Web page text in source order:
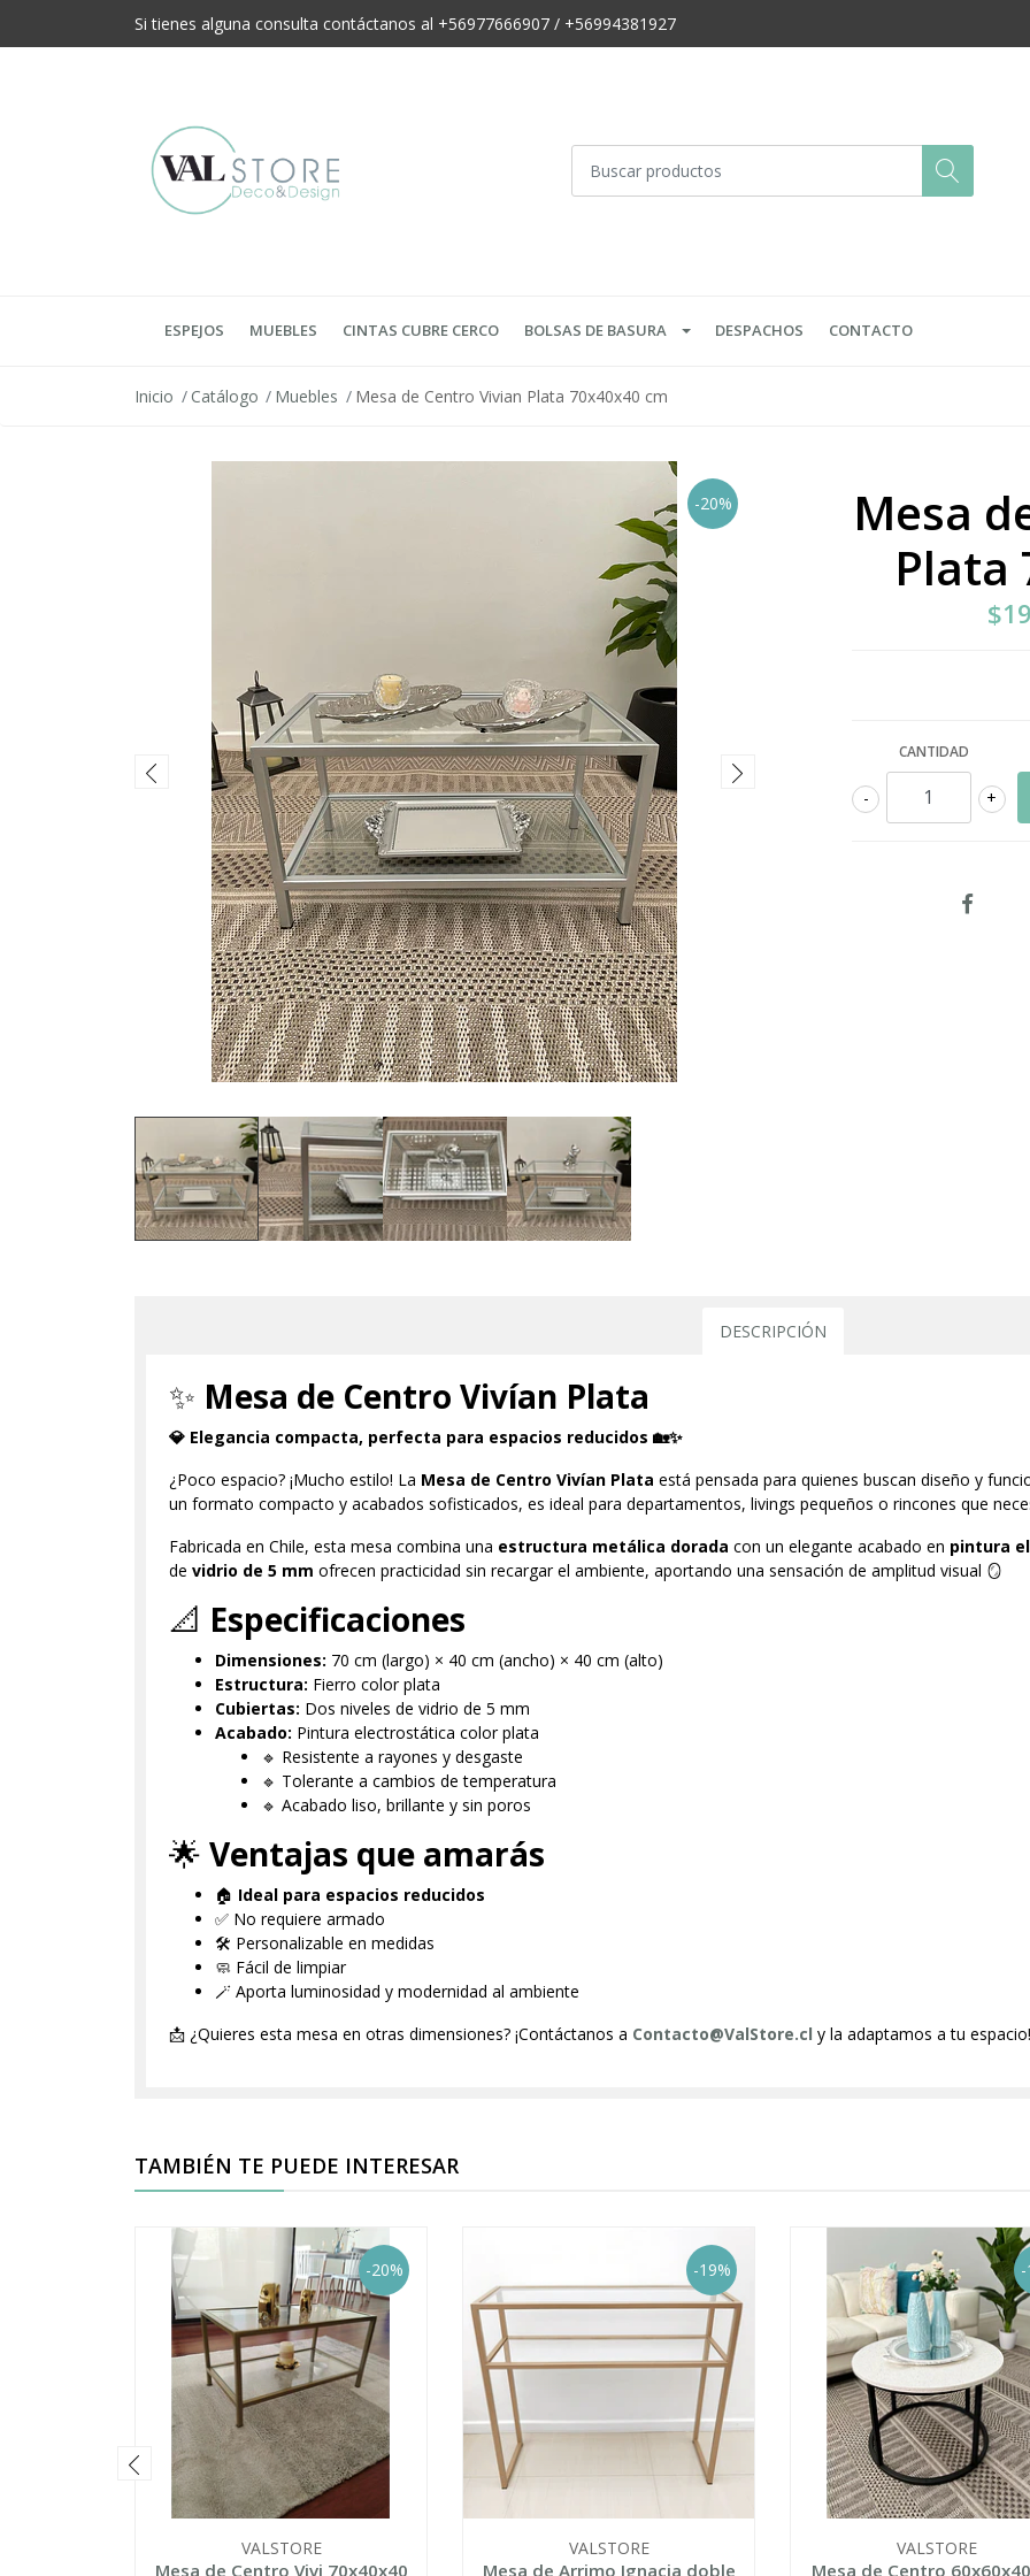
Si tienes alguna consulta contáctanos al +56977666907 / +56994381927
ESPEJOS MUEBLES CINTAS CUBRE CERCO BOLSAS DE BASURA DESPACHOS CONTACTO
Inicio Catálogo Muebles Mesa de Centro Vivian Plata 70x40x40 cm
-20%
Mesa
Plata
CANTIDAD
+
-
DESCRIPCIÓN
✨ Mesa de Centro Vivían Plata
💎 Elegancia compacta, perfecta para espacios reducidos 🏡✨
¿Poco espacio? ¡Mucho estilo! La Mesa de Centro Vivían Plata está pensada para quienes buscan diseño y
un formato compacto y acabados sofisticados, es ideal para departamentos, livings pequeños o rincones que
Fabricada en Chile, esta mesa combina una estructura metálica dorada con un elegante acabado en pintura
de vidrio de 5 mm ofrecen practicidad sin recargar el ambiente, aportando una sensación de amplitud visual 🪞
📐 Especificaciones
Dimensiones: 70 cm (largo) × 40 cm (ancho) × 40 cm (alto)
Estructura: Fierro color plata
Cubiertas: Dos niveles de vidrio de 5 mm
Acabado: Pintura electrostática color plata
🔹 Resistente a rayones y desgaste
🔹 Tolerante a cambios de temperatura
🔹 Acabado liso, brillante y sin poros
🌟 Ventajas que amarás
🏠 Ideal para espacios reducidos
✅ No requiere armado
🛠️ Personalizable en medidas
🧼 Fácil de limpiar
🪄 Aporta luminosidad y modernidad al ambiente
📩 ¿Quieres esta mesa en otras dimensiones? ¡Contáctanos a Contacto@ValStore.cl y la adaptamos a tu espacio!
TAMBIÉN TE PUEDE INTERESAR
-20%
VALSTORE
Mesa de Centro Vivi 70x40x40
-19%
VALSTORE
Mesa de Arrimo Ignacia doble
VALSTORE
Mesa de Centro